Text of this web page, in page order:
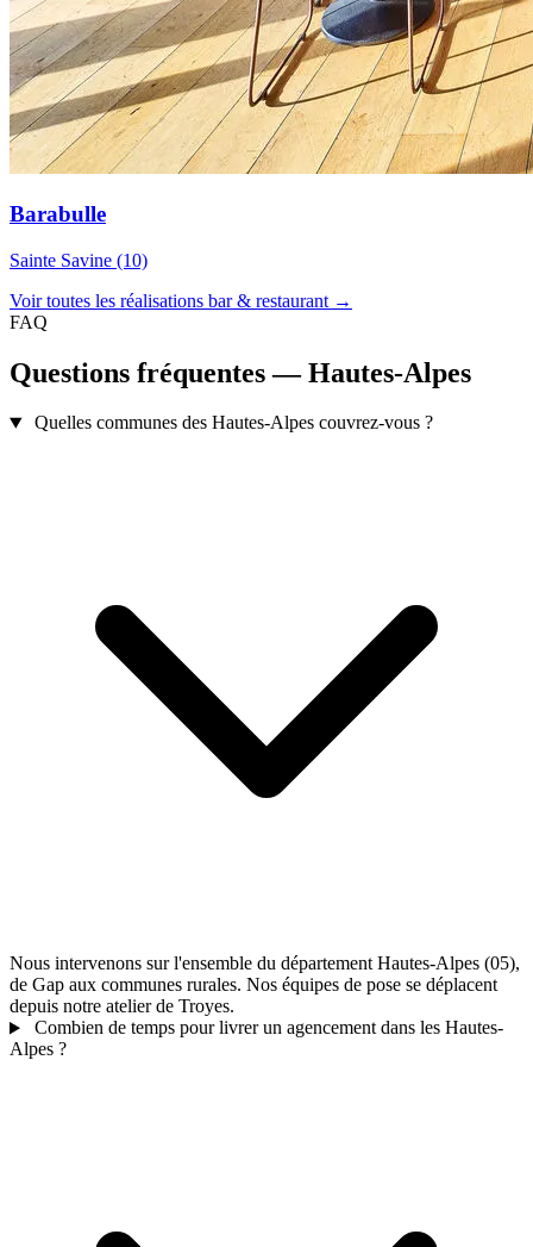
Barabulle
Sainte Savine (10)
Voir toutes les réalisations bar & restaurant →
FAQ
Questions fréquentes — Hautes-Alpes
Quelles communes des Hautes-Alpes couvrez-vous ?
Nous intervenons sur l'ensemble du département Hautes-Alpes (05),
de Gap aux communes rurales. Nos équipes de pose se déplacent
depuis notre atelier de Troyes.
Combien de temps pour livrer un agencement dans les Hautes-
Alpes ?